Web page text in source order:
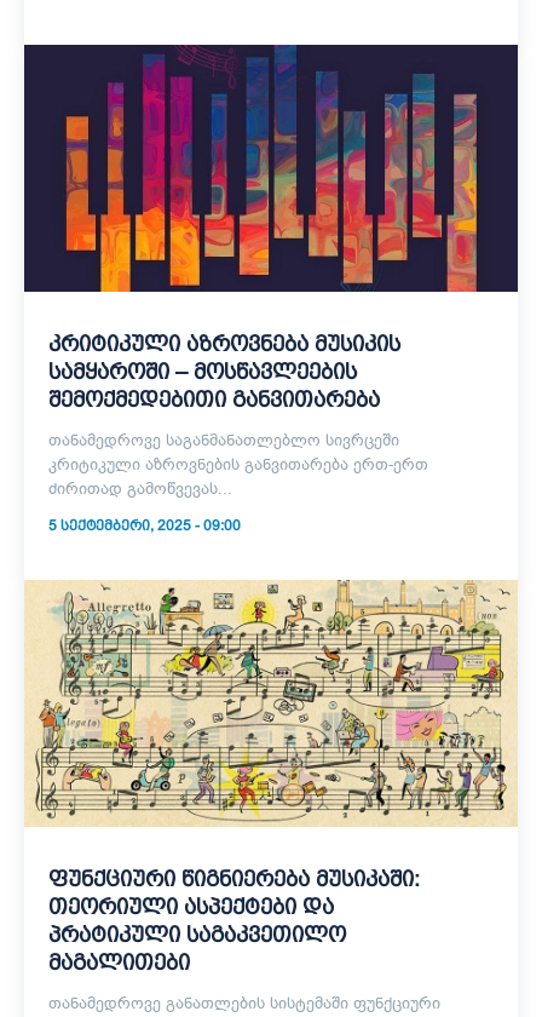
კრიტიკული აზროვნება მუსიკის
სამყაროში – მოსწავლეების
შემოქმედებითი განვითარება
თანამედროვე საგანმანათლებლო სივრცეში
კრიტიკული აზროვნების განვითარება ერთ-ერთ
ძირითად გამოწვევას...
5 ᲡᲔᲥᲢᲔᲛᲑᲔᲠᲘ, 2025 - 09:00
ფუნქციური წიგნიერება მუსიკაში:
თეორიული ასპექტები და
პრატიკული საგაკვეთილო
მაგალითები
თანამედროვე განათლების სისტემაში ფუნქციური